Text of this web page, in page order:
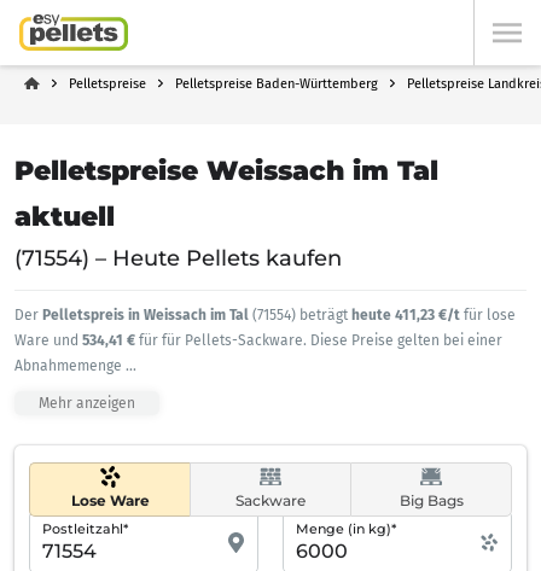
Pelletspreise Pelletspreise Baden-Württemberg Pelletspreise
Pelletspreise Weissach im Tal
aktuell
(71554) – Heute Pellets kaufen
Der Pelletspreis in Weissach im Tal (71554) beträgt heute 411,23 €/t für lose
Ware und 534,41 € für für Pellets-Sackware. Diese Preise gelten bei einer
Abnahmemenge ...
Mehr anzeigen
Lose Ware Sackware Big Bags
Postleitzahl* Menge (in kg)*